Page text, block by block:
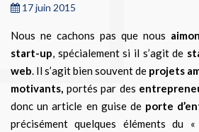
17 juin 2015
Nous ne cachons pas que nous
start-up , spécialement si il s’agit de
web . Il s’agit bien souvent de projets
motivants, portés par des
donc un article en guise de porte
précisément quelques éléments du